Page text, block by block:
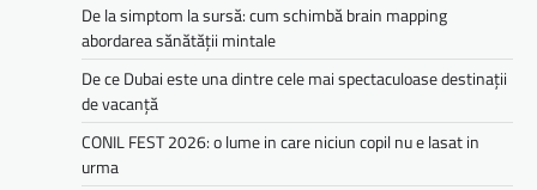
De la simptom la sursă: cum schimbă brain mapping
abordarea sănătății mintale
De ce Dubai este una dintre cele mai spectaculoase destinații
de vacanță
CONIL FEST 2026: o lume in care niciun copil nu e lasat in
urma